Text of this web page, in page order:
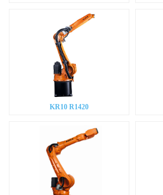
KR10 R1420